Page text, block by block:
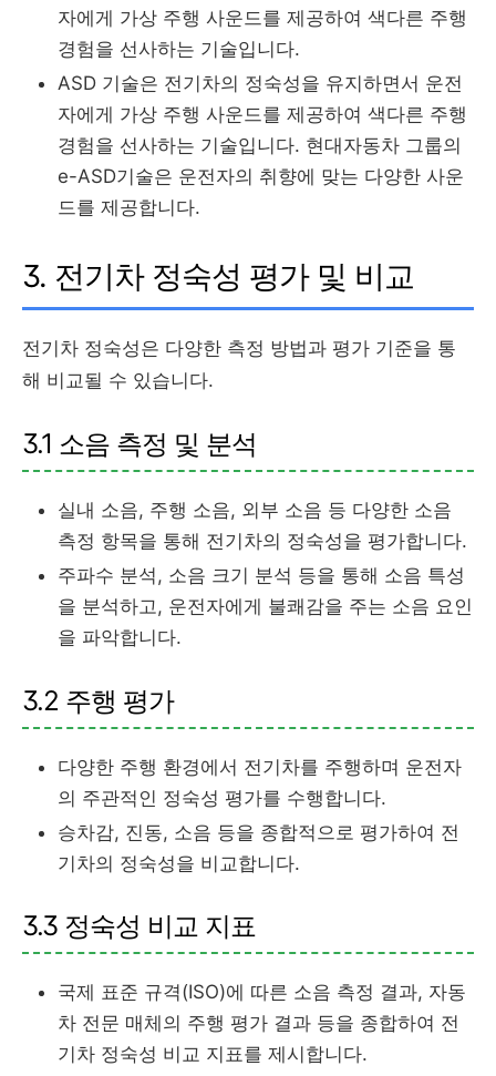
자에게 가상 주행 사운드를 제공하여 색다른 주행
경험을 선사하는 기술입니다.
ASD 기술은 전기차의 정숙성을 유지하면서 운전
자에게 가상 주행 사운드를 제공하여 색다른 주행
경험을 선사하는 기술입니다. 현대자동차 그룹의
e-ASD기술은 운전자의 취향에 맞는 다양한 사운
드를 제공합니다.
3. 전기차 정숙성 평가 및 비교
전기차 정숙성은 다양한 측정 방법과 평가 기준을 통
해 비교될 수 있습니다.
3.1 소음 측정 및 분석
실내 소음, 주행 소음, 외부 소음 등 다양한 소음
측정 항목을 통해 전기차의 정숙성을 평가합니다.
주파수 분석, 소음 크기 분석 등을 통해 소음 특성
을 분석하고, 운전자에게 불쾌감을 주는 소음 요인
을 파악합니다.
3.2 주행 평가
다양한 주행 환경에서 전기차를 주행하며 운전자
의 주관적인 정숙성 평가를 수행합니다.
승차감, 진동, 소음 등을 종합적으로 평가하여 전
기차의 정숙성을 비교합니다.
3.3 정숙성 비교 지표
국제 표준 규격(ISO)에 따른 소음 측정 결과, 자동
차 전문 매체의 주행 평가 결과 등을 종합하여 전
기차 정숙성 비교 지표를 제시합니다.